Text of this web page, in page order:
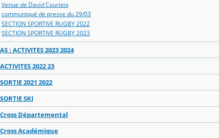
Venue de David Courteix
communiqué de presse du 29/03
SECTION SPORTIVE RUGBY 2022
SECTION SPORTIVE RUGBY 2023
AS : ACTIVITES 2023 2024
ACTIVITES 2022 23
SORTIE 2021 2022
SORTIE SKI
Cross Départemental
Cross Académique